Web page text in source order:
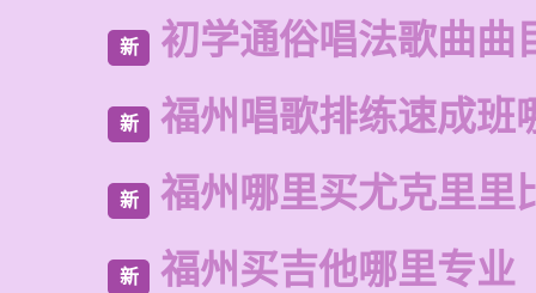
新 初学通俗唱法歌曲曲
新 福州唱歌排练速成班
新 福州哪里买尤克里里
新 福州买吉他哪里专业